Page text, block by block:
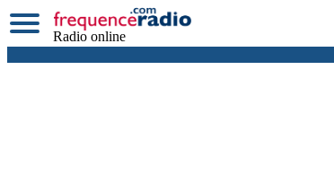
Radio online